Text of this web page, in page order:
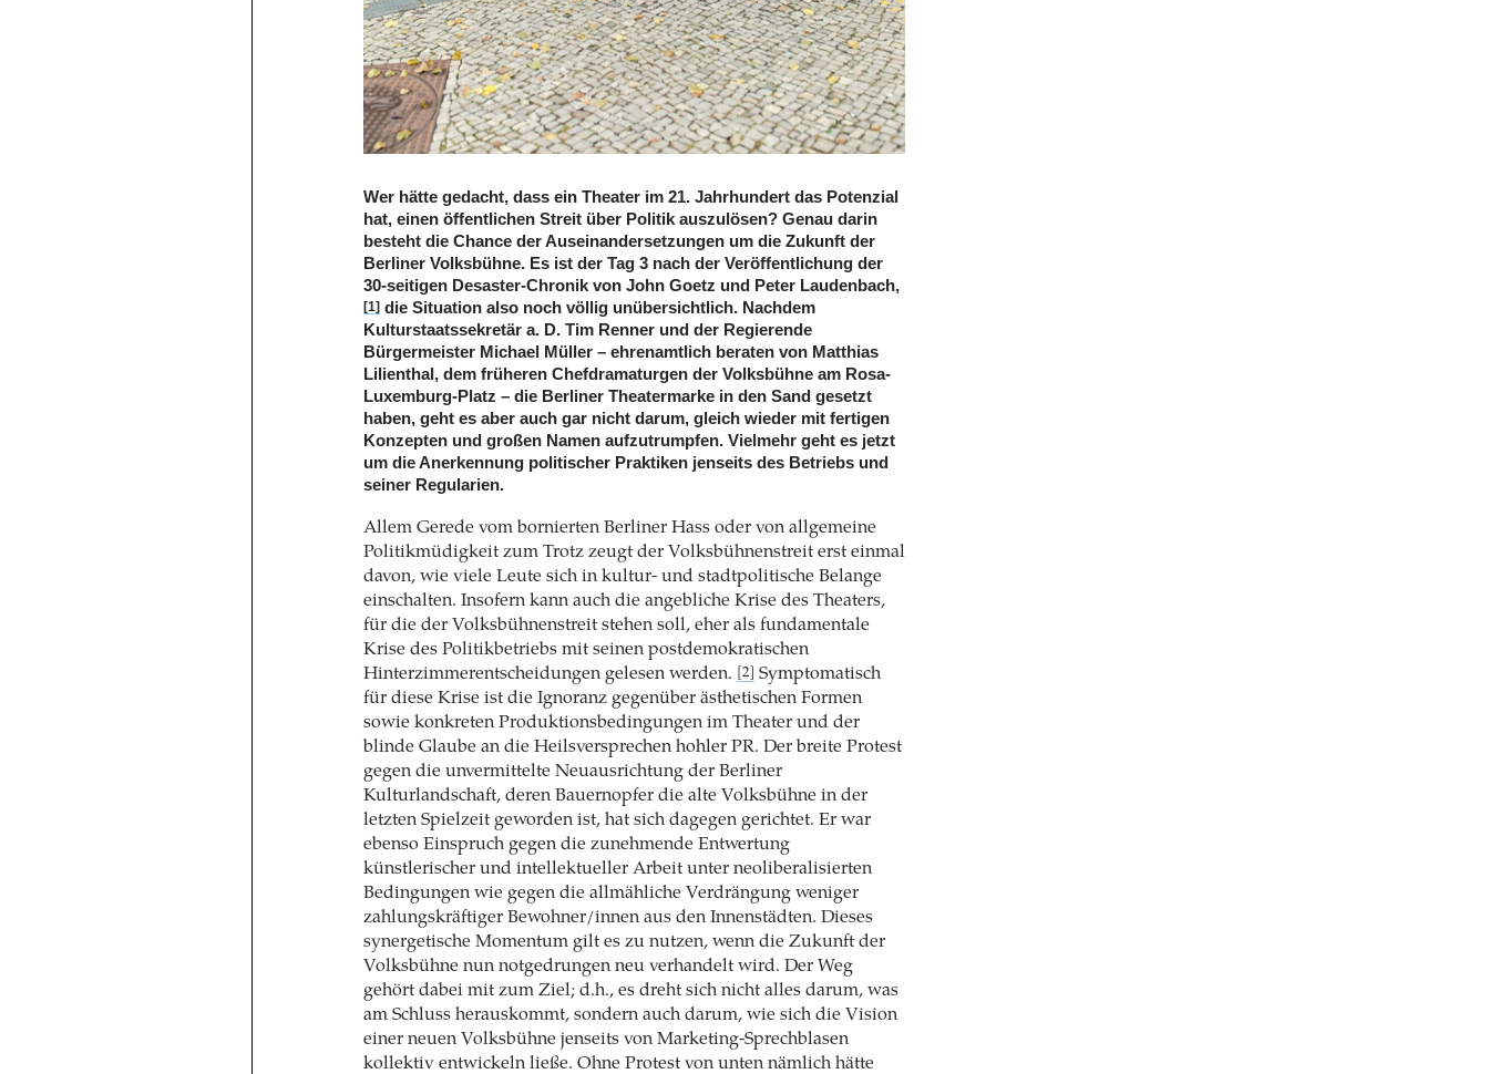
Wer hätte gedacht, dass ein Theater im 21. Jahrhundert das Potenzial
hat, einen öffentlichen Streit über Politik auszulösen? Genau darin
besteht die Chance der Auseinandersetzungen um die Zukunft der
Berliner Volksbühne. Es ist der Tag 3 nach der Veröffentlichung der
30-seitigen Desaster-Chronik von John Goetz und Peter Laudenbach,
[1] die Situation also noch völlig unübersichtlich. Nachdem
Kulturstaatssekretär a. D. Tim Renner und der Regierende
Bürgermeister Michael Müller – ehrenamtlich beraten von Matthias
Lilienthal, dem früheren Chefdramaturgen der Volksbühne am Rosa-
Luxemburg-Platz – die Berliner Theatermarke in den Sand gesetzt
haben, geht es aber auch gar nicht darum, gleich wieder mit fertigen
Konzepten und großen Namen aufzutrumpfen. Vielmehr geht es jetzt
um die Anerkennung politischer Praktiken jenseits des Betriebs und
seiner Regularien.
Allem Gerede vom bornierten Berliner Hass oder von allgemeine
Politikmüdigkeit zum Trotz zeugt der Volksbühnenstreit erst einmal
davon, wie viele Leute sich in kultur- und stadtpolitische Belange
einschalten. Insofern kann auch die angebliche Krise des Theaters,
für die der Volksbühnenstreit stehen soll, eher als fundamentale
Krise des Politikbetriebs mit seinen postdemokratischen
Hinterzimmerentscheidungen gelesen werden.
[2]
Symptomatisch
für diese Krise ist die Ignoranz gegenüber ästhetischen Formen
sowie konkreten Produktionsbedingungen im Theater und der
blinde Glaube an die Heilsversprechen hohler PR. Der breite Protest
gegen die unvermittelte Neuausrichtung der Berliner
Kulturlandschaft, deren Bauernopfer die alte Volksbühne in der
letzten Spielzeit geworden ist, hat sich dagegen gerichtet. Er war
ebenso Einspruch gegen die zunehmende Entwertung
künstlerischer und intellektueller Arbeit unter neoliberalisierten
Bedingungen wie gegen die allmähliche Verdrängung weniger
zahlungskräftiger Bewohner/innen aus den Innenstädten. Dieses
synergetische Momentum gilt es zu nutzen, wenn die Zukunft der
Volksbühne nun notgedrungen neu verhandelt wird. Der Weg
gehört dabei mit zum Ziel; d.h., es dreht sich nicht alles darum, was
am Schluss herauskommt, sondern auch darum, wie sich die Vision
einer neuen Volksbühne jenseits von Marketing-Sprechblasen
kollektiv entwickeln ließe. Ohne Protest von unten nämlich hätte